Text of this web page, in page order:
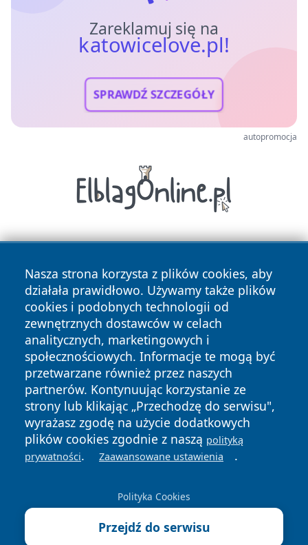
Zareklamuj się na
katowicelove.pl!
SPRAWDŹ SZCZEGÓŁY
autopromocja
Nasza strona korzysta z plików cookies, aby
działała prawidłowo. Używamy także plików
cookies i podobnych technologii od
zewnętrznych dostawców w celach
analitycznych, marketingowych i
społecznościowych. Informacje te mogą być
przetwarzane również przez naszych
partnerów. Kontynuując korzystanie ze
strony lub klikając „Przechodzę do serwisu",
wyrażasz zgodę na użycie dodatkowych
plików cookies zgodnie z naszą polityką
prywatności. Zaawansowane ustawienia .
Polityka Cookies
Przejdź do serwisu
Copyright © 2026 katowicelove.pl Wszystkie prawa
zastrzeżone.
News Autorzy
Polityka
Prywatności
Polityka
Cookies